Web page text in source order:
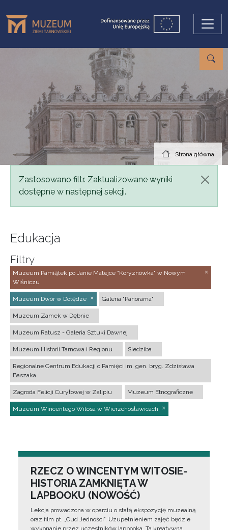
Strona główna
Komunikat
Zastosowano filtr. Zaktualizowane wyniki
dostępne w następnej sekcji.
Edukacja
Filtry
Muzeum Pamiątek po Janie Matejce "Koryznówka" w Nowym
Wiśniczu
Muzeum Dwór w Dołędze Galeria "Panorama"
Muzeum Zamek w Dębnie
Muzeum Ratusz - Galeria Sztuki Dawnej
Muzeum Historii Tarnowa i Regionu Siedziba
Regionalne Centrum Edukacji o Pamięci im. gen. bryg. Zdzisława
Baszaka
Zagroda Felicji Curyłowej w Zalipiu Muzeum Etnograficzne
Muzeum Wincentego Witosa w Wierzchosławicach
RZECZ O WINCENTYM WITOSIE-
HISTORIA ZAMKNIĘTA W
LAPBOOKU (NOWOŚĆ)
Lekcja prowadzona w oparciu o stałą ekspozycję muzealną
oraz film pt. „Cud Jedności”. Uzupełnieniem zajęć będzie
wykonanie przez uczestników lapbooka. Ta kreatywna